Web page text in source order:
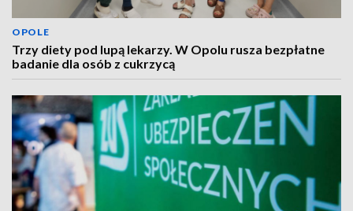
OPOLE
Trzy diety pod lupą lekarzy. W Opolu rusza bezpłatne
badanie dla osób z cukrzycą